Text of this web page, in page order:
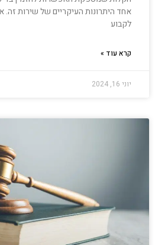
אחד היתרונות העיקריים של שירות זה.
לקבוע
קרא עוד »
יוני 16, 2024